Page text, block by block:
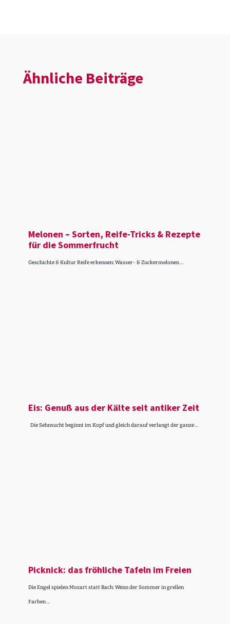
Ähnliche Beiträge
Melonen – Sorten, Reife-Tricks & Rezepte
für die Sommer­frucht
Geschichte & Kultur Reife erkennen: Wasser- & Zuckermelonen ...
Eis: Genuß aus der Kälte seit antiker Zeit
Die Sehnsucht beginnt im Kopf und gleich darauf verlangt der ganze ...
Picknick: das fröhliche Tafeln im Freien
Die Engel spielen Mozart statt Bach: Wenn der Sommer in grellen
Farben ...